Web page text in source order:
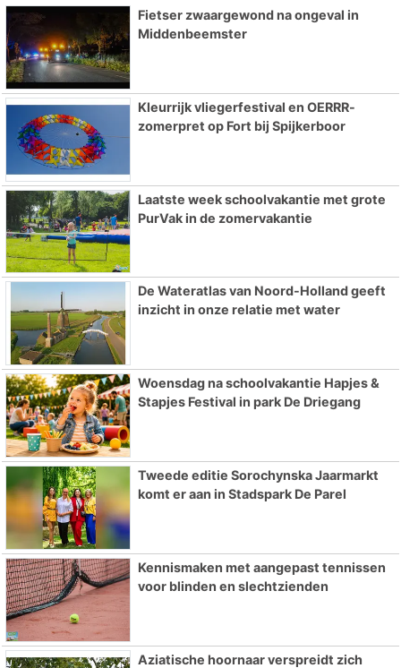
Fietser zwaargewond na ongeval in
Middenbeemster
Kleurrijk vliegerfestival en OERRR-
zomerpret op Fort bij Spijkerboor
Laatste week schoolvakantie met grote
PurVak in de zomervakantie
De Wateratlas van Noord-Holland geeft
inzicht in onze relatie met water
Woensdag na schoolvakantie Hapjes &
Stapjes Festival in park De Driegang
Tweede editie Sorochynska Jaarmarkt
komt er aan in Stadspark De Parel
Kennismaken met aangepast tennissen
voor blinden en slechtzienden
Aziatische hoornaar verspreidt zich